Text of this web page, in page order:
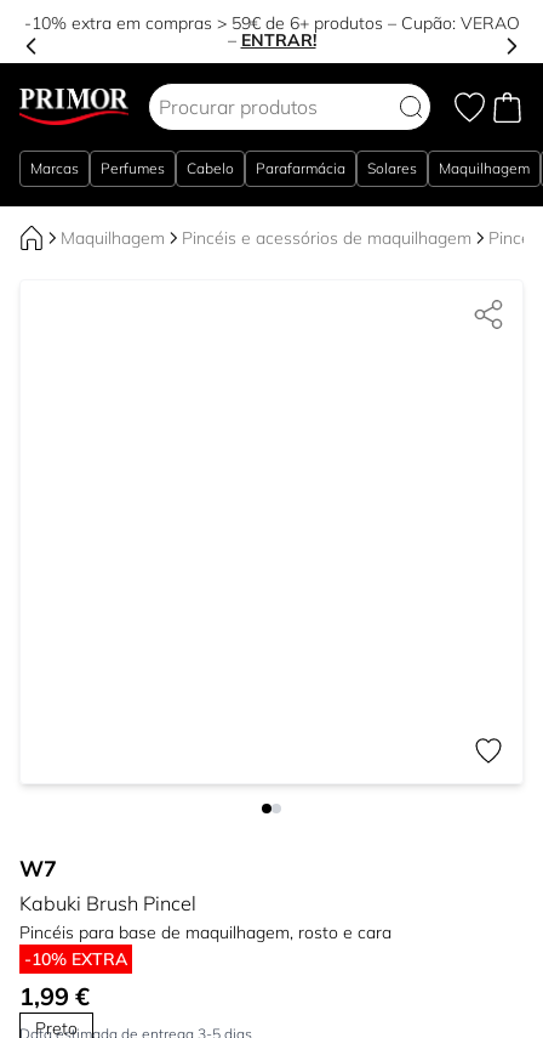
-10% extra em compras > 59€ de 6+ produtos – Cupão: VERAO
– ENTRAR!
Marcas Perfumes Cabelo Parafarmácia Solares Maquilhagem
Maquilhagem Pincéis e acessórios de maquilhagem
W7
Kabuki Brush Pincel
Pincéis para base de maquilhagem, rosto e cara
-10% EXTRA
1,99 €
Preto
Data estimada de entrega 3-5 dias